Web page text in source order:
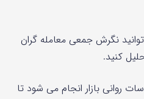
نگرش جمعی معامله گران
کنید.
روانی بازار انجام می‌ شود تا